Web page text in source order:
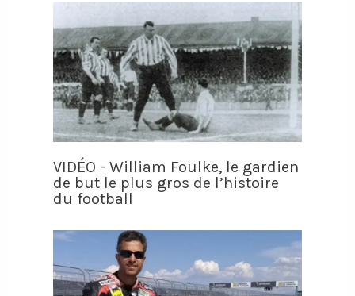
VIDÉO - William Foulke, le gardien
de but le plus gros de l’histoire
du football